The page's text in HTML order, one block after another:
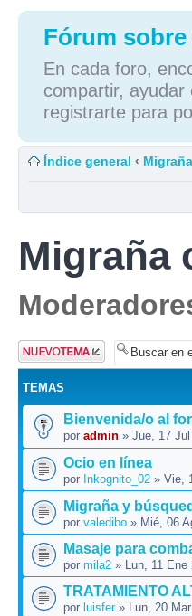
Fórum
En cada foro,
compartir,
registrarte para
Índice general ‹
Migraña
Publicar un
nuevo tema
TEMAS
Bienvenida/o al
por admin » Jue, 17
Ocio en línea
por Inkognito_02 » Vie,
Migraña y
por valedibo » Mié, 06
Masaje para
por mila2 » Lun, 11 Ene
TRATAMIENTO
por luisfer» Lun, 20